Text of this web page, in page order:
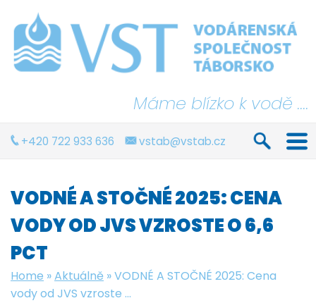
Máme blízko k vodě ....
+420 722 933 636 vstab@vstab.cz
VODNÉ A STOČNÉ 2025: CENA
VODY OD JVS VZROSTE O 6,6
PCT
Home »Aktuálně »VODNÉ A STOČNÉ 2025: Cena
vody od JVS vzroste ...